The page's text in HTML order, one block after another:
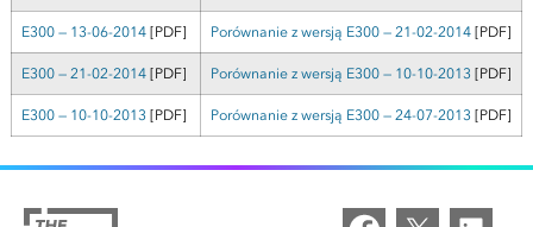
E300 — 13-06-2014[PDF] Porównanie z wersją E300 — 21-02-2014[PDF]
E300 — 21-02-2014[PDF] Porównanie z wersją E300 — 10-10-2013 [PDF]
E300 — 10-10-2013 [PDF] Porównanie z wersją E300 — 24-07-2013 [PDF]